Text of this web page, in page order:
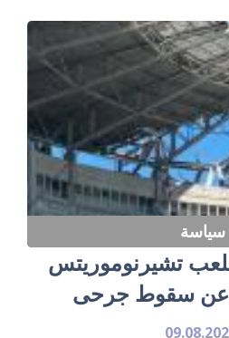
سياسة
تشيرنوموريتس
عن سقوط جرحى